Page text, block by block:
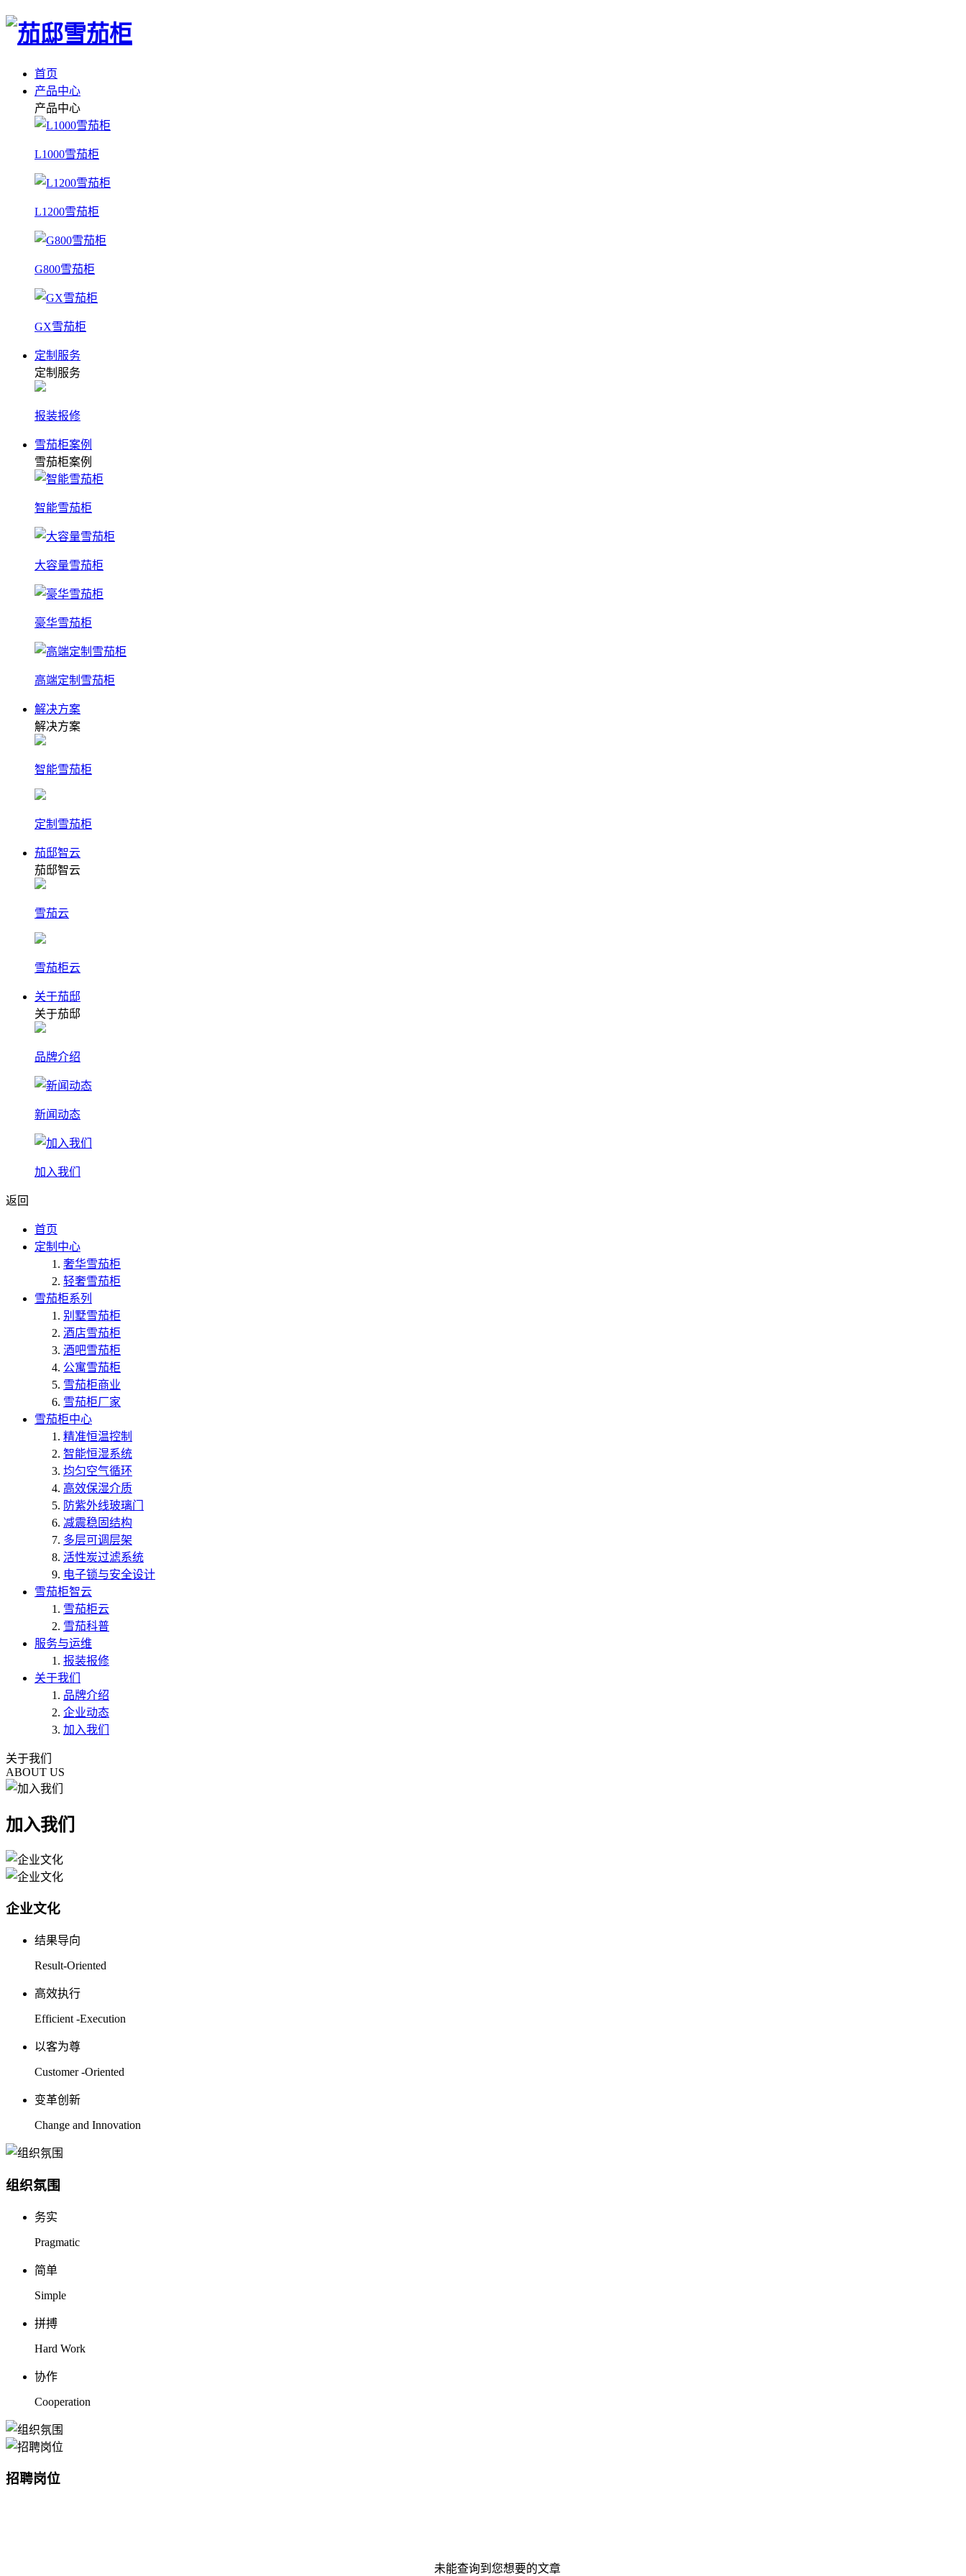
首页
产品中心
产品中心
L1000雪茄柜
L1200雪茄柜
G800雪茄柜
GX雪茄柜
定制服务
定制服务
报装报修
雪茄柜案例
雪茄柜案例
智能雪茄柜
大容量雪茄柜
豪华雪茄柜
高端定制雪茄柜
解决方案
解决方案
智能雪茄柜
定制雪茄柜
茄邸智云
茄邸智云
雪茄云
雪茄柜云
关于茄邸
关于茄邸
品牌介绍
新闻动态
加入我们
返回
首页
定制中心
奢华雪茄柜
轻奢雪茄柜
雪茄柜系列
别墅雪茄柜
酒店雪茄柜
酒吧雪茄柜
公寓雪茄柜
雪茄柜商业
雪茄柜厂家
雪茄柜中心
精准恒温控制
智能恒湿系统
均匀空气循环
高效保湿介质
防紫外线玻璃门
减震稳固结构
多层可调层架
活性炭过滤系统
电子锁与安全设计
雪茄柜智云
雪茄柜云
雪茄科普
服务与运维
报装报修
关于我们
品牌介绍
企业动态
加入我们
关于我们
ABOUT US
加入我们
企业文化
结果导向
Result-Oriented
高效执行
Efficient -Execution
以客为尊
Customer -Oriented
变革创新
Change and Innovation
组织氛围
务实
Pragmatic
简单
Simple
拼搏
Hard Work
协作
Cooperation
招聘岗位
未能查询到您想要的文章